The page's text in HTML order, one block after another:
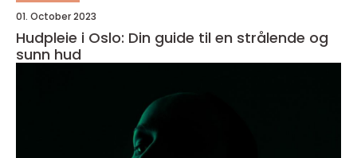
01. October 2023
Hudpleie i Oslo: Din guide til en strålende og
sunn hud